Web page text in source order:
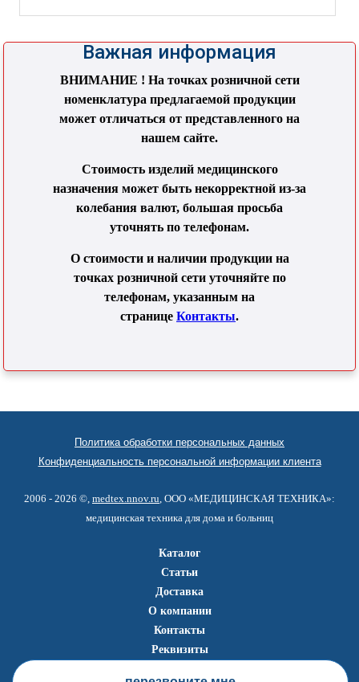
Важная информация
ВНИМАНИЕ ! На точках розничной сети
номенклатура предлагаемой продукции
может отличаться от представленного на
нашем сайте.
Стоимость изделий медицинского
назначения может быть некорректной из-за
колебания валют, большая просьба
уточнять по телефонам.
О стоимости и наличии продукции на
точках розничной сети уточняйте по
телефонам, указанным на
странице Контакты.
Политика обработки персональных данных
Конфиденциальность персональной информации клиента
2006 - 2026 ©, medtex.nnov.ru , ООО «МЕДИЦИНСКАЯ ТЕХНИКА»:
медицинская техника для дома и больниц
Каталог
Статьи
Доставка
О компании
Контакты
Реквизиты